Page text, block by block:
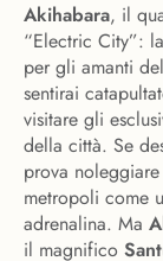
Akihabara, il
“Electric City”:
per gli amanti
sentirai
visitare gli
della città. Se
prova
metropoli come
adrenalina. Ma
il magnifico